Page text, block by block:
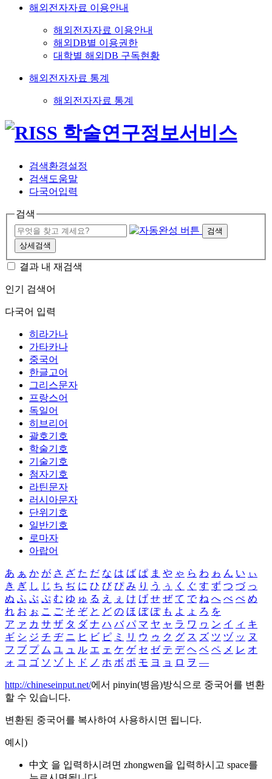
해외전자자료 이용안내
해외전자자료 이용안내
해외DB별 이용권한
대학별 해외DB 구독현황
해외전자자료 통계
해외전자자료 통계
검색환경설정
검색도움말
다국어입력
검색
검색
상세검색
결과 내 재검색
인기 검색어
다국어 입력
히라가나
가타카나
중국어
한글고어
그리스문자
프랑스어
독일어
히브리어
괄호기호
학술기호
기술기호
첨자기호
라틴문자
러시아문자
단위기호
일반기호
로마자
아랍어
あ ぁ か が さ ざ た だ な は ば ぱ ま や ゃ ら わ ゎ ん い ぃ
き ぎ し じ ち ぢ に ひ び ぴ み り う ぅ く ぐ す ず つ づ っ
ぬ ふ ぶ ぷ む ゆ ゅ る え ぇ け げ せ ぜ て で ね へ べ ぺ め
れ お ぉ こ ご そ ぞ と ど の ほ ぼ ぽ も よ ょ ろ を
ア ァ カ サ ザ タ ダ ナ ハ バ パ マ ヤ ャ ラ ワ ヮ ン イ ィ キ
ギ シ ジ チ ヂ ニ ヒ ビ ピ ミ リ ウ ゥ ク グ ス ズ ツ ヅ ッ ヌ
フ ブ プ ム ユ ュ ル エ ェ ケ ゲ セ ゼ テ デ ヘ ベ ペ メ レ オ
ォ コ ゴ ソ ゾ ト ド ノ ホ ボ ポ モ ヨ ョ ロ ヲ ―
http://chineseinput.net/에서 pinyin(병음)방식으로 중국어를 변환
할 수 있습니다.
변환된 중국어를 복사하여 사용하시면 됩니다.
예시)
中文 을 입력하시려면 zhongwen을 입력하시고 space를